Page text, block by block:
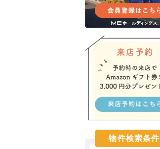
物件検索条件